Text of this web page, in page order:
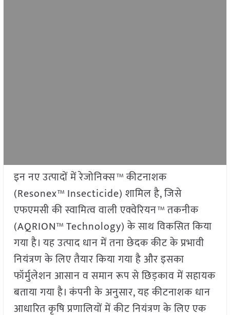
इन नए उत्पादों में रेजोनिक्स™ कीटनाशक
(Resonex™ Insecticide) शामिल है, जिसे
एफएमसी की स्वामित्व वाली एक्वेरियन™ तकनीक
(AQRION™ Technology) के साथ विकसित किया
गया है। यह उत्पाद धान में तना छेदक कीट के प्रभावी
नियंत्रण के लिए तैयार किया गया है और इसका
फॉर्मुलेशन आसान व समान रूप से छिड़काव में सहायक
बताया गया है। कंपनी के अनुसार, यह कीटनाशक धान
आधारित कृषि प्रणालियों में कीट नियंत्रण के लिए एक